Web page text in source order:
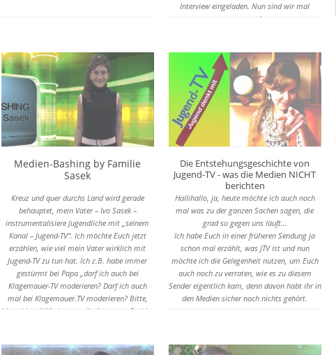
Interview eingeladen. Nun sind wir mal
gespannt!
Medien-Bashing by Familie
Sasek
Kreuz und quer durchs Land wird gerade
behauptet, mein Vater – Ivo Sasek –
instrumentalisiere Jugendliche mit „seinem
Kanal – Jugend-TV“. Ich möchte Euch jetzt
erzählen, wie viel mein Vater wirklich mit
Jugend-TV zu tun hat. Ich z.B. habe immer
gestürmt bei Papa „darf ich auch bei
Klagemauer-TV moderieren? Darf ich auch
mal bei Klagemauer.TV moderieren? Bitte,
bitte, bitte.“ Wie immer, die Antwort: „Du bist
Jugendliche, die dann auf dem offiziellen Weg
Die Entstehungsgeschichte von
Jugend-TV - was die Medien NICHT
berichten
Hallihallo, ja, heute möchte ich auch noch
mal was zu der ganzen Sachen sagen, die
grad so gegen uns läuft…
Ich habe Euch in einer früheren Sendung ja
schon mal erzählt, was JTV ist und nun
möchte ich die Gelegenheit nutzen, um Euch
auch noch zu verraten, wie es zu diesem
Sender eigentlich kam, denn davon habt ihr in
den Medien sicher noch nichts gehört.